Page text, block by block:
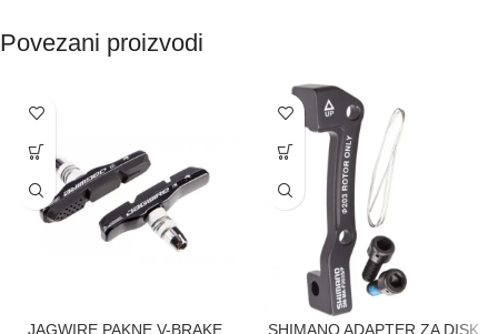
Povezani proizvodi
JAGWIRE PAKNE V-BRAKE
SHIMANO ADAPTER ZA DISK